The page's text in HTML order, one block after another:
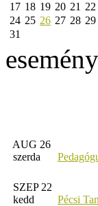
17 18 19 20 21 22
24 25 26 27 28 29
31
AUG 26
szerda
SZEP 22
kedd
Pécsi